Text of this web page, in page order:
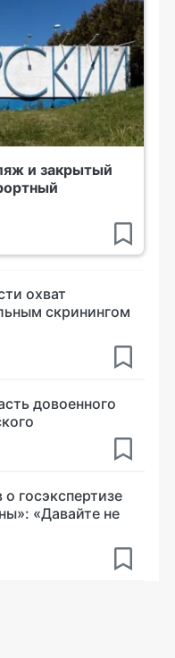
и закрытый
охват
скринингом
довоенного
госэкспертизе
«Давайте не